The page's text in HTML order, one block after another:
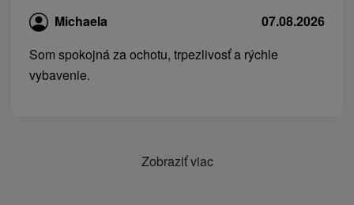
Michaela
07.08.2026
Som spokojná za ochotu, trpezlivosť a rýchle
vybavenie.
Zobraziť viac